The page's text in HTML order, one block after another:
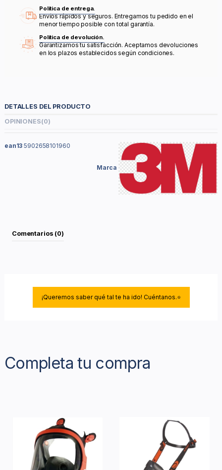
Política de entrega.
Envíos rápidos y seguros. Entregamos tu pedido en el
menor tiempo posible con total garantía.
Política de devolución.
Garantizamos tu satisfacción. Aceptamos devoluciones
en los plazos establecidos según condiciones.
DETALLES DEL PRODUCTO
OPINIONES(0)
Marca
ean13 5902658101960
Comentarios (0)
¡Queremos saber qué tal te ha ido! Cuéntanos.⭐
Completa tu compra